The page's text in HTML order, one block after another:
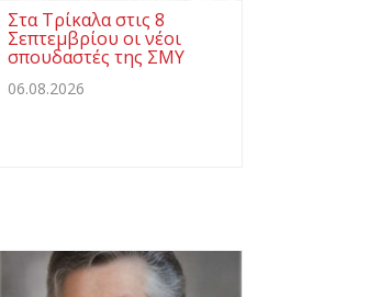
Στα Τρίκαλα στις 8
Σεπτεμβρίου οι νέοι
σπουδαστές της ΣΜΥ
06.08.2026